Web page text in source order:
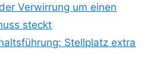
Verwirrung um einen
steckt
Stellplatz extra